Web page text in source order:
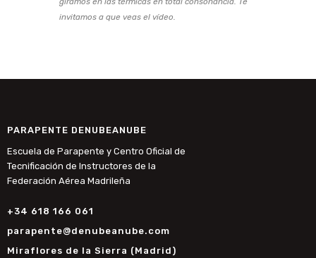
invitamos a que veas el vídeo.
PARAPENTE DENUBEANUBE
Escuela de Parapente y Centro Oficial de
Tecnificación de Instructores de la
Federación Aérea Madrileña
Miraflores de la Sierra (Madrid)
parapente@denubeanube.com
+34 618 166 061